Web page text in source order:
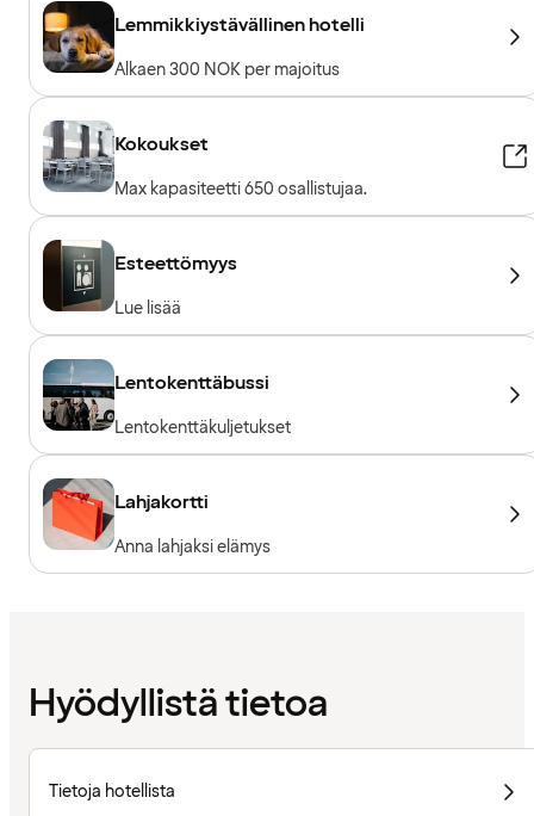
Lemmikkiystävällinen hotelli
Alkaen 300 NOK per majoitus
Kokoukset
Max kapasiteetti 650 osallistujaa.
Esteettömyys
Lue lisää
Lentokenttäbussi
Lentokenttäkuljetukset
Lahjakortti
Anna lahjaksi elämys
Hyödyllistä tietoa
Tietoja hotellista